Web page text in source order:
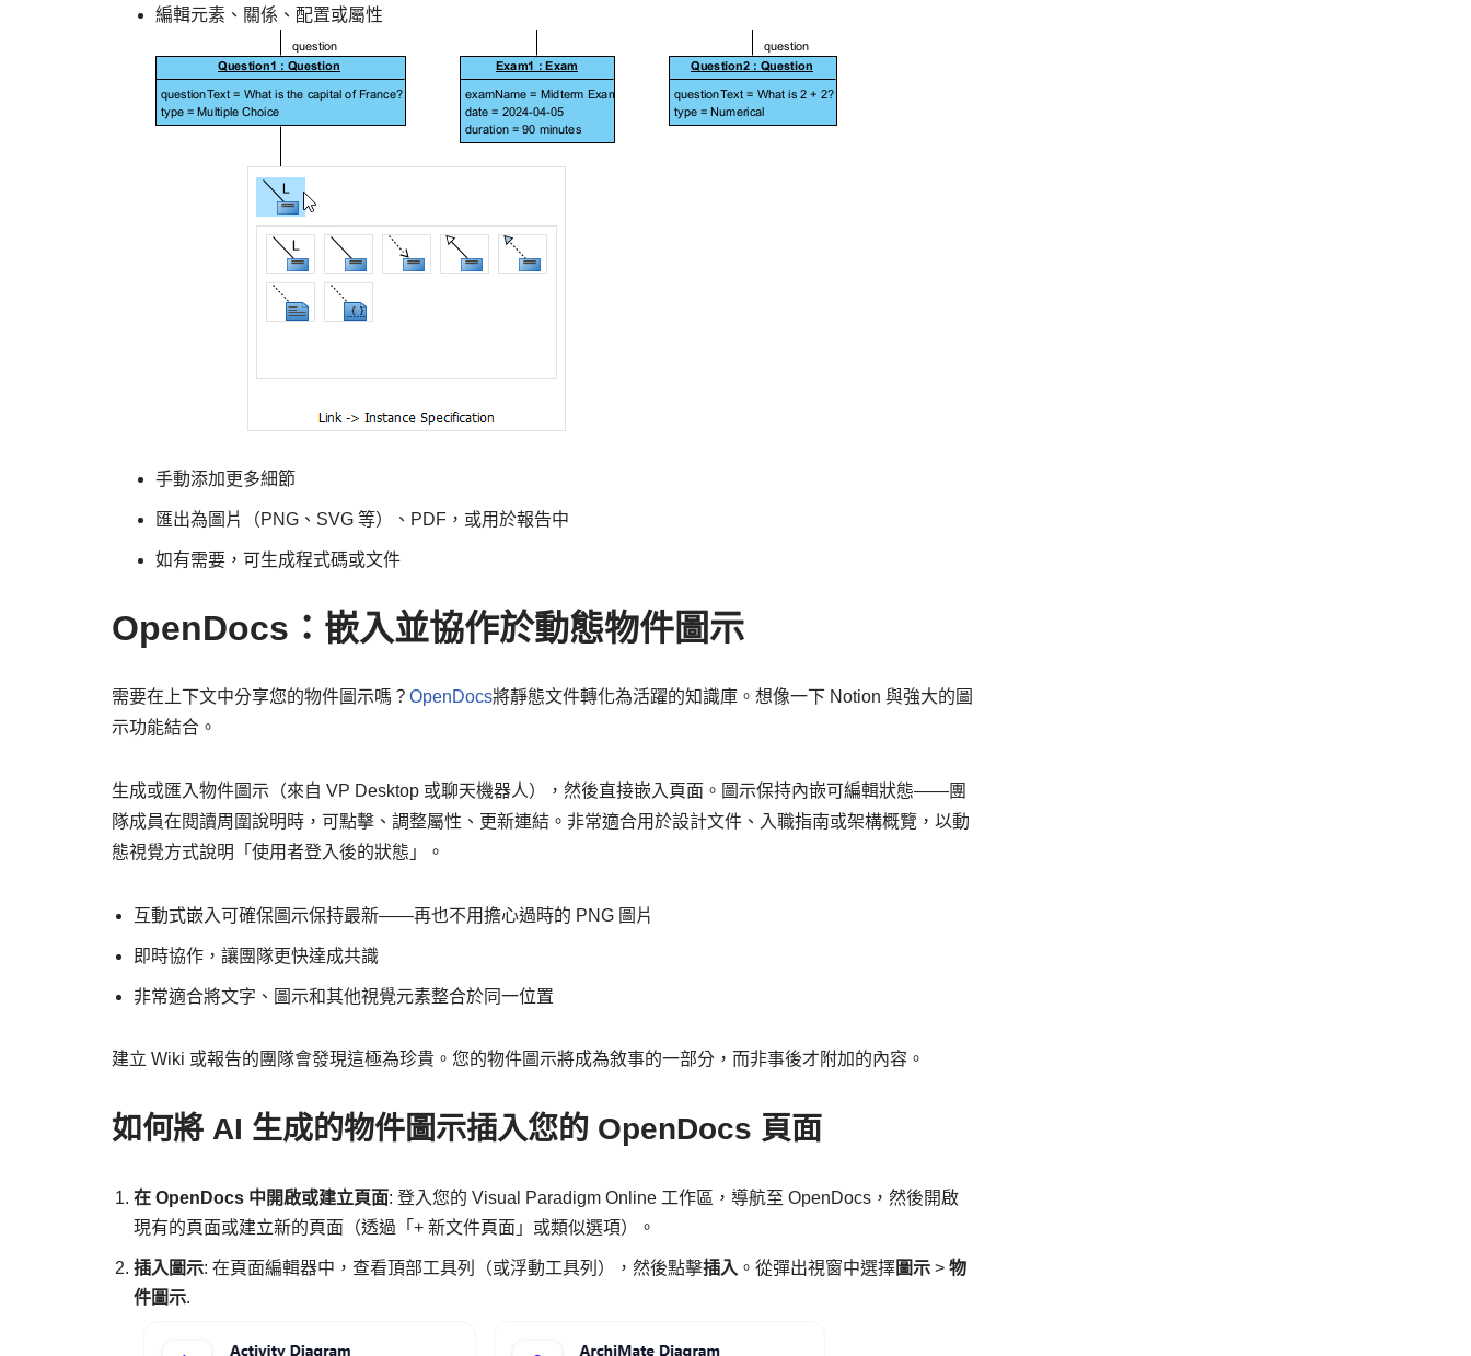
編輯元素、關係、配置或屬性
手動添加更多細節
匯出為圖片（PNG、SVG 等）、PDF，或用於報告中
如有需要，可生成程式碼或文件
OpenDocs：嵌入並協作於動態物件圖示
需要在上下文中分享您的物件圖示嗎？ OpenDocs將靜態文件轉化為活躍的知識庫。想像一下 Notion 與強大的圖
示功能結合。
生成或匯入物件圖示（來自 VP Desktop 或聊天機器人），然後直接嵌入頁面。圖示保持內嵌可編輯狀態——團
隊成員在閱讀周圍說明時，可點擊、調整屬性、更新連結。非常適合用於設計文件、入職指南或架構概覽，以動
態視覺方式說明「使用者登入後的狀態」。
互動式嵌入可確保圖示保持最新——再也不用擔心過時的 PNG 圖片
即時協作，讓團隊更快達成共識
非常適合將文字、圖示和其他視覺元素整合於同一位置
建立 Wiki 或報告的團隊會發現這極為珍貴。您的物件圖示將成為敘事的一部分，而非事後才附加的內容。
如何將 AI 生成的物件圖示插入您的 OpenDocs 頁面
在 OpenDocs 中開啟或建立頁面: 登入您的 Visual Paradigm Online 工作區，導航至 OpenDocs，然後開啟
現有的頁面或建立新的頁面（透過「+ 新文件頁面」或類似選項）。
插入圖示: 在頁面編輯器中，查看頂部工具列（或浮動工具列），然後點擊插入 。從彈出視窗中選擇圖示 > 物
件圖示.